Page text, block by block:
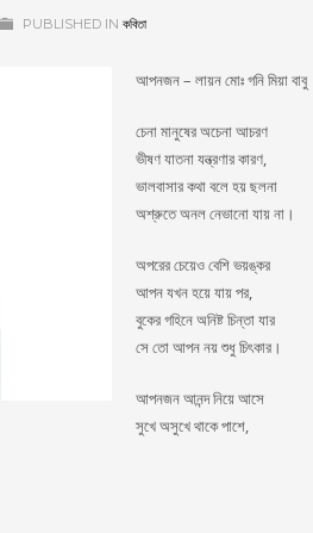
PUBLISHED IN কবিতা
আপনজন – লায়ন মোঃ গনি মিয়া বাবু
চেনা মানুষের অচেনা আচরণ
ভীষণ যাতনা যন্ত্রণার কারণ,
ভালবাসার কথা বলে হয় ছলনা
অশ্রুতে অনল নেভানো যায় না।
অপরের চেয়েও বেশি ভয়ঙ্কর
আপন যখন হয়ে যায় পর,
বুকের গহিনে অনিষ্ট চিন্তা যার
সে তো আপন নয় শুধু চিৎকার।
আপনজন আনন্দ নিয়ে আসে
সুখে অসুখে থাকে পাশে,